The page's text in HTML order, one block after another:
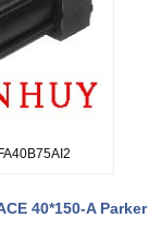
40*150-A Parker